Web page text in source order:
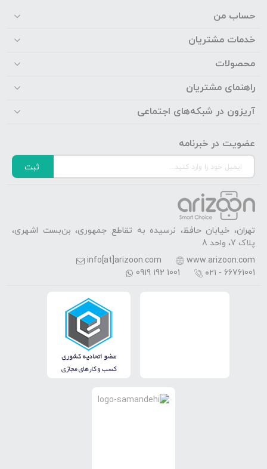
حساب من
خدمات مشتریان
محصولات
راهنمای مشتریان
آریزون در شبکه‌های اجتماعی
عضویت در خبرنامه
ثبت
تهران، خیابان حافظ، نرسیده به تقاطع جمهوری، بن‌بست اشهری،
پلاک 7، واحد 8
www.arizoon.com
info[at]arizoon.com
۰۲۱ - 66761001
0919 192 1001